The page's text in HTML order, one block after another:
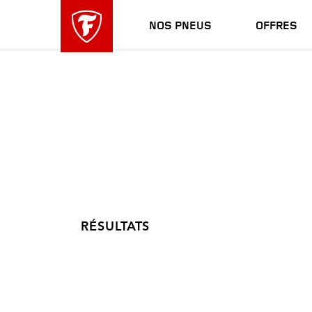
NOS PNEUS OFFRES
skipped
RÉSULTATS